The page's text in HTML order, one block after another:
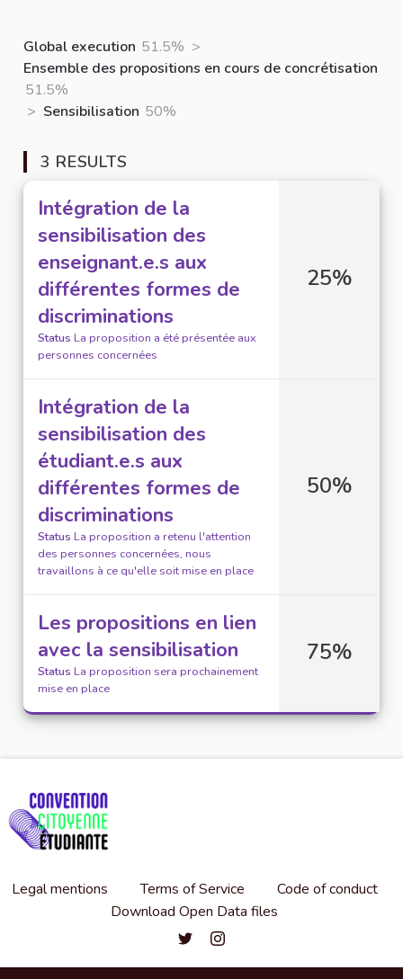
Global execution 51.5% >
Ensemble des propositions en cours de concrétisation
51.5%
> Sensibilisation 50%
3 RESULTS
Intégration de la
sensibilisation des
enseignant.e.s aux
différentes formes de
discriminations
Status La proposition a été présentée aux
personnes concernées
25%
Intégration de la
sensibilisation des
étudiant.e.s aux
différentes formes de
discriminations
Status La proposition a retenu l'attention
des personnes concernées, nous
travaillons à ce qu'elle soit mise en place
50%
Les propositions en lien
avec la sensibilisation
Status La proposition sera prochainement
mise en place
75%
Legal mentions Terms of Service
Code of conduct
Download Open Data files
Convention citoyenne étudiante
Convention citoyenne